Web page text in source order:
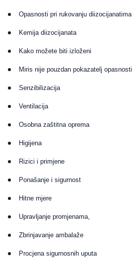
Opasnosti pri rukovanju diizocijanatima
Kemija diizocijanata
Kako možete biti izloženi
Miris nije pouzdan pokazatelj opasnosti
Senzibilizacija
Ventilacija
Osobna zaštitna oprema
Higijena
Rizici i primjene
Ponašanje i sigurnost
Hitne mjere
Upravljanje promjenama,
Zbrinjavanje ambalaže
Procjena sigurnosnih uputa